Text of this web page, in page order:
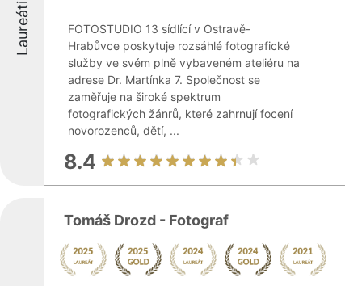
Laureáti
FOTOSTUDIO 13 sídlící v Ostravě-
Hrabůvce poskytuje rozsáhlé fotografické
služby ve svém plně vybaveném ateliéru na
adrese Dr. Martínka 7. Společnost se
zaměřuje na široké spektrum
fotografických žánrů, které zahrnují focení
novorozenců, dětí, ...
8.4
Tomáš Drozd - Fotograf